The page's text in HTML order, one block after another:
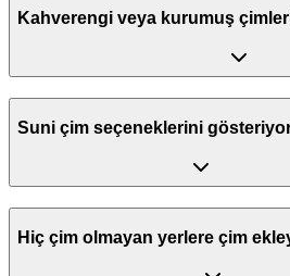
Kahverengi veya kurumuş
Suni çim seçeneklerini
Hiç çim olmayan yerlere çim